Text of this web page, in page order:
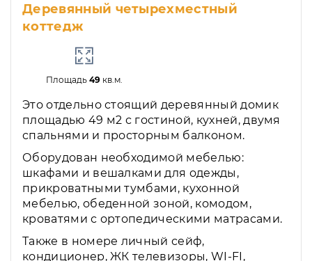
Деревянный четырехместный
коттедж
Площадь 49кв.м.
Это отдельно стоящий деревянный домик
площадью 49 м2 с гостиной, кухней, двумя
спальнями и просторным балконом.
Оборудован необходимой мебелью:
шкафами и вешалками для одежды,
прикроватными тумбами, кухонной
мебелью, обеденной зоной, комодом,
кроватями с ортопедическими матрасами.
Также в номере личный сейф,
кондиционер, ЖК телевизоры, WI-FI,